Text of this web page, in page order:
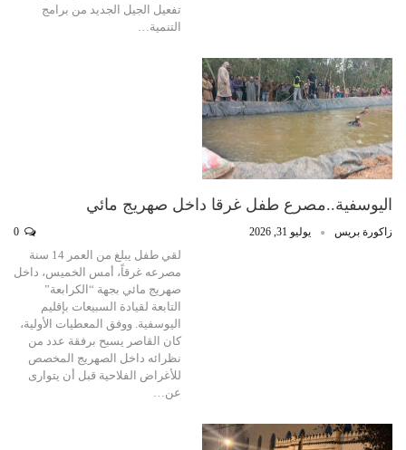
تفعيل الجيل الجديد من برامج
التنمية…
اليوسفية..مصرع طفل غرقا داخل صهريج مائي
زاكورة بريس يوليو 31, 2026
لقي طفل يبلغ من العمر 14 سنة
مصرعه غرقاً، أمس الخميس، داخل
صهريج مائي بجهة “الكرابعة”
التابعة لقيادة السبيعات بإقليم
اليوسفية. ووفق المعطيات الأولية،
كان القاصر يسبح برفقة عدد من
نظرائه داخل الصهريج المخصص
للأغراض الفلاحية قبل أن يتوارى
عن…